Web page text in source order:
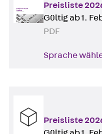
Preisliste
Gültig ab 1.
PDF
Sprache
Preisliste